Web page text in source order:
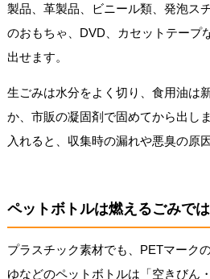
製品、革製品、ビニール類、発泡ス
のおもちゃ、DVD、カセットテープ
出せます。
生ごみは水分をよく切り、食用油は
か、市販の凝固剤で固めてから出し
入れると、収集時の漏れや悪臭の原
ペットボトルは燃えるごみで
プラスチック素材でも、PETマーク
ゆなどのペットボトルは「空きびん